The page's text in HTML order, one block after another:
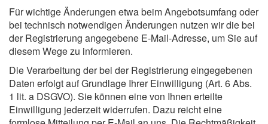
Für wichtige Änderungen etwa beim Angebotsumfang oder
bei technisch notwendigen Änderungen nutzen wir die bei
der Registrierung angegebene E-Mail-Adresse, um Sie auf
diesem Wege zu informieren.
Die Verarbeitung der bei der Registrierung eingegebenen
Daten erfolgt auf Grundlage Ihrer Einwilligung (Art. 6 Abs.
1 lit. a DSGVO). Sie können eine von Ihnen erteilte
Einwilligung jederzeit widerrufen. Dazu reicht eine